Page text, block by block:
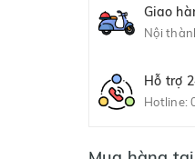
Giao
Nội
Hỗ trợ
Hotline: